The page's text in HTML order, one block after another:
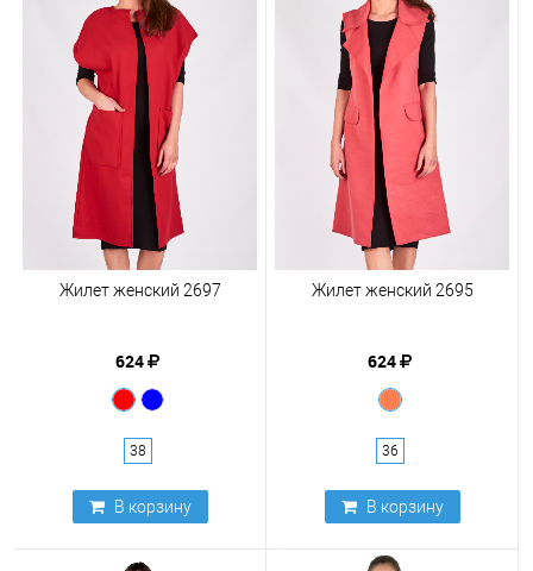
Жилет женский 2697
624
38
В корзину
Жилет женский 2695
624
36
В корзину